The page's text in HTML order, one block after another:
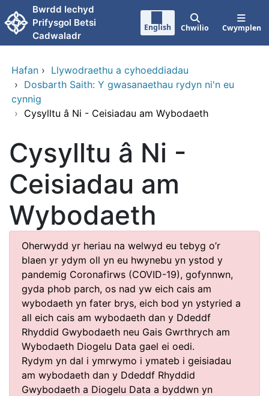
Neidio i'r prif gynnwy
Bwrdd Iechyd
Prifysgol Betsi
Cadwaladr
English Chwilio Cwymplen
Hafan › Llywodraethu a cyhoeddiadau
› Dosbarth Saith: Y gwasanaethau rydyn ni'n eu
cynnig
› Cysylltu â Ni - Ceisiadau am Wybodaeth
Cysylltu â Ni -
Ceisiadau am
Wybodaeth
Oherwydd yr heriau na welwyd eu tebyg o’r
blaen yr ydym oll yn eu hwynebu yn ystod y
pandemig Coronafirws (COVID-19), gofynnwn,
gyda phob parch, os nad yw eich cais am
wybodaeth yn fater brys, eich bod yn ystyried a
all eich cais am wybodaeth dan y Ddeddf
Rhyddid Gwybodaeth neu Gais Gwrthrych am
Wybodaeth Diogelu Data gael ei oedi.
Rydym yn dal i ymrwymo i ymateb i geisiadau
am wybodaeth dan y Ddeddf Rhyddid
Gwybodaeth a Diogelu Data a byddwn yn